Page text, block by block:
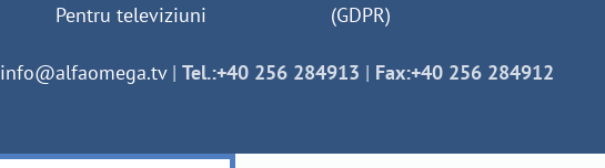
Pentru televiziuni
(GDPR)
info@alfaomega.tv| Tel.:+40 256 284913 | Fax:+40 256 284912